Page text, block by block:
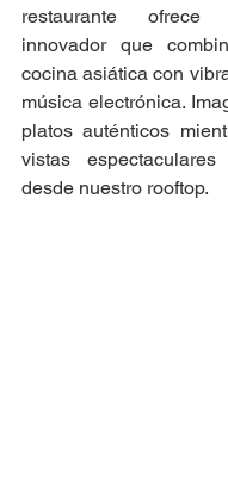
restaurante ofrece
innovador que
cocina asiática con
música electrónica.
platos auténticos
vistas
desde nuestro rooftop.